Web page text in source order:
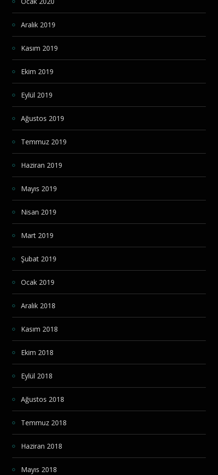
Aralık 2019
Kasım 2019
Ekim 2019
Eylül 2019
Ağustos 2019
Temmuz 2019
Haziran 2019
Mayıs 2019
Nisan 2019
Mart 2019
Şubat 2019
Ocak 2019
Aralık 2018
Kasım 2018
Ekim 2018
Eylül 2018
Ağustos 2018
Temmuz 2018
Haziran 2018
Mayıs 2018